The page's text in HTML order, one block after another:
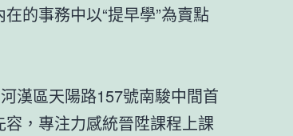
的事務中以“提早學”為賣點
區天陽路157號南駿中間首
，專注力感統晉陞課程上課